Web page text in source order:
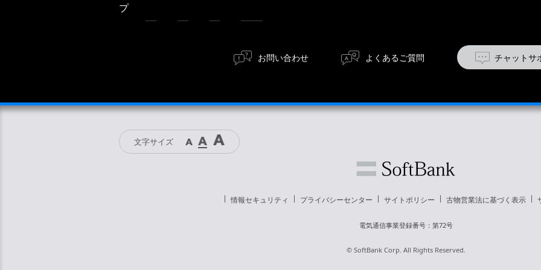
プ
お問い合わせ よくあるご質問 チャットサ
文字サイズ
情報セキュリティ プライバシーセンター サイトポリシー 古物営業法に基づく表示
電気通信事業登録番号：第72号
© SoftBank Corp. All Rights Reserved.